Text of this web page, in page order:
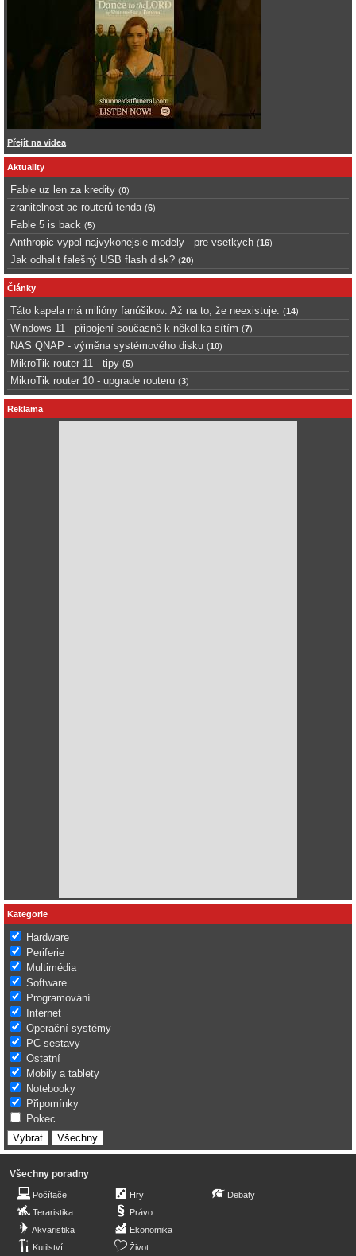
Přejít na videa
Aktuality
Fable uz len za kredity (0)
zranitelnost ac routerů tenda (6)
Fable 5 is back (5)
Anthropic vypol najvykonejsie modely - pre vsetkych (16)
Jak odhalit falešný USB flash disk? (20)
Články
Táto kapela má milióny fanúšikov. Až na to, že neexistuje. (14)
Windows 11 - připojení současně k několika sítím (7)
NAS QNAP - výměna systémového disku (10)
MikroTik router 11 - tipy (5)
MikroTik router 10 - upgrade routeru (3)
Reklama
Kategorie
Hardware
Periferie
Multimédia
Software
Programování
Internet
Operační systémy
PC sestavy
Ostatní
Mobily a tablety
Notebooky
Připomínky
Pokec
Všechny poradny
Počítače
Teraristika
Akvaristika
Kutilství
Hry
Právo
Ekonomika
Život
Debaty